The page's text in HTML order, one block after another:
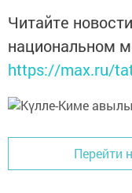
Читайте
национальном
https://max.ru/
Перейти